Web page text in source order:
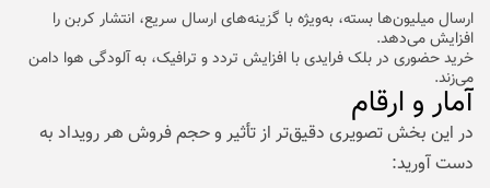
ارسال میلیون‌ها بسته، به‌ویژه با گزینه‌های ارسال سریع، انتشار کربن را
افزایش می‌دهد.
خرید حضوری در بلک فرایدی با افزایش تردد و ترافیک، به آلودگی هوا دامن
می‌زند.
آمار و ارقام
در این بخش تصویری دقیق‌تر از تأثیر و حجم فروش هر رویداد به
دست آورید: